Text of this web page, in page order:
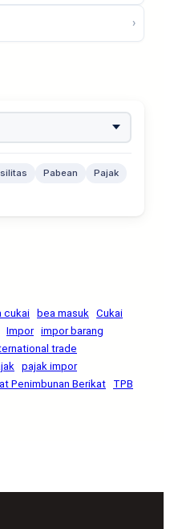
›
Pabean
Pajak
cukai bea masuk
Cukai
Impor impor barang
trade
pajak impor
Penimbunan Berikat TPB